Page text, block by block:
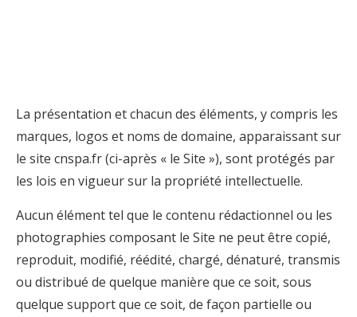
La présentation et chacun des éléments, y compris les
marques, logos et noms de domaine, apparaissant sur
le site cnspa.fr (ci-après « le Site »), sont protégés par
les lois en vigueur sur la propriété intellectuelle.
Aucun élément tel que le contenu rédactionnel ou les
photographies composant le Site ne peut être copié,
reproduit, modifié, réédité, chargé, dénaturé, transmis
ou distribué de quelque manière que ce soit, sous
quelque support que ce soit, de façon partielle ou